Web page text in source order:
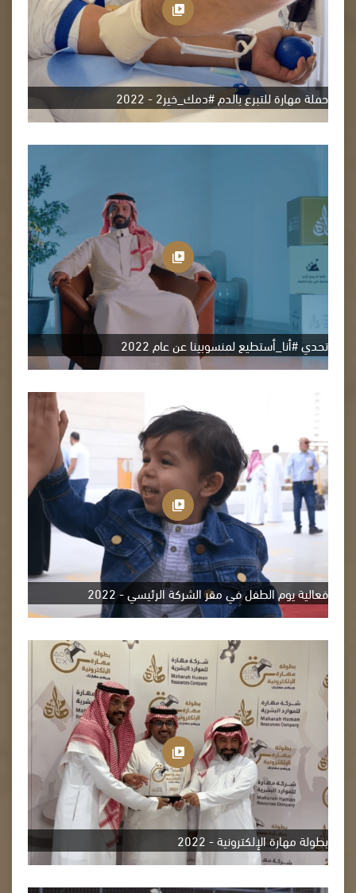
حملة مهارة للتبرع بالدم #دمك_خير2 - 2022
تحدي #أنا_أستطيع لمنسوبينا عن عام 2022
فعالية يوم الطفل في مقر الشركة الرئيسي - 2022
بطولة مهارة الإلكترونية - 2022